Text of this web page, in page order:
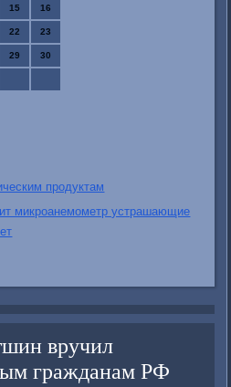
15 16
22 23
29 30
продуктам
микроанемометр устрашающие
вручил
гражданам РФ